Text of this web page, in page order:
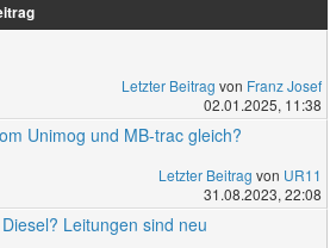
Letzter Beitrag von Franz Josef
02.01.2025, 11:38
Unimog und MB-trac gleich?
Letzter Beitrag von UR11
31.08.2023, 22:08
Leitungen sind neu